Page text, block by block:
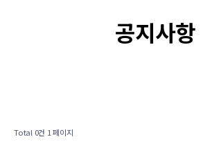
공지사항
Total 0건 1 페이지